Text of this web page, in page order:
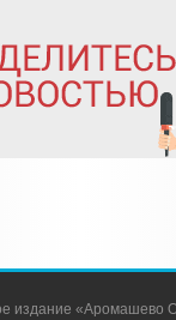
издание «Аромашево